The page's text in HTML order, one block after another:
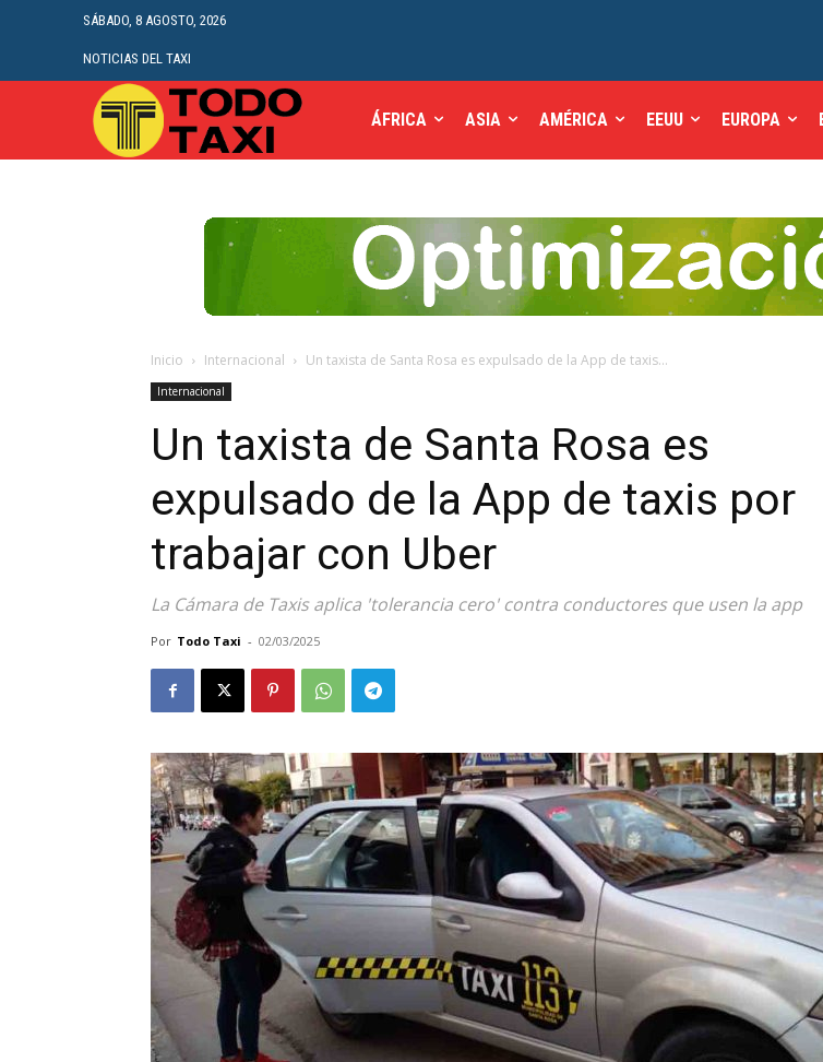
SÁBADO, 8 AGOSTO, 2026
NOTICIAS DEL TAXI
ÁFRICA ASIA AMÉRICA EEUU EUROPA
Inicio Internacional Un taxista de Santa Rosa es expulsado de la App de taxis...
Internacional
Un taxista de Santa Rosa es
expulsado de la App de taxis por
trabajar con Uber
La Cámara de Taxis aplica 'tolerancia cero' contra conductores que usen la app
Por Todo Taxi - 02/03/2025